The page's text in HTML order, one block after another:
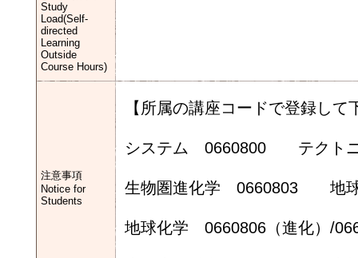
Study
Load(Self-
directed
Learning
Outside
Course Hours)
注意事項
Notice for
Students
【所属の講座コードで登録して
システム 0660800 テクト
生物圏進化学 0660803 地
地球化学 0660806（進化）/